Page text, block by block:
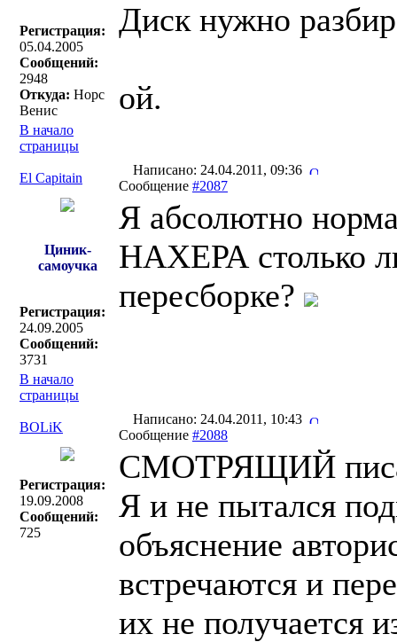
Регистрация:
05.04.2005
Сообщений:
2948
Откуда: Норс
Венис
Диск нужно
ой.
В начало
страницы
El Capitain
Написано: 24.04.2011, 09:36
Сообщение #2087
Циник-
самоучка
Регистрация:
24.09.2005
Сообщений:
3731
Я абсолютно
НАХЕРА столько
пересборке?
В начало
страницы
BOLiK
Написано: 24.04.2011, 10:43
Сообщение #2088
Регистрация:
19.09.2008
Сообщений:
725
СМОТРЯЩИЙ
Я и не пытался
объяснение
встречаются и
их не получается